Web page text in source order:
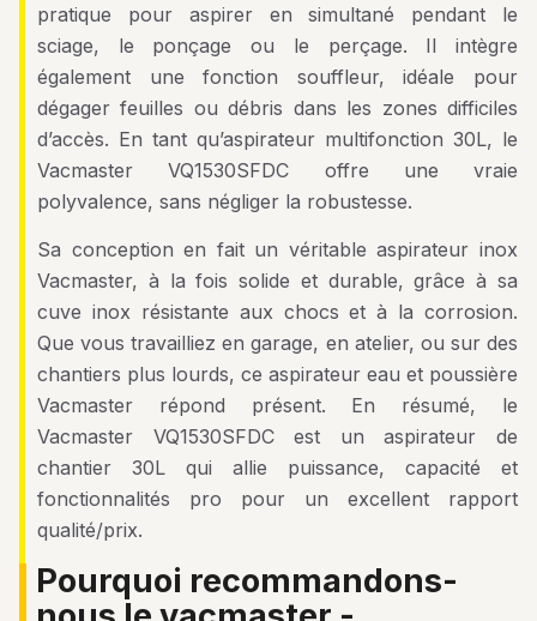
pratique pour aspirer en simultané pendant le
sciage, le ponçage ou le perçage. Il intègre
également une fonction souffleur, idéale pour
dégager feuilles ou débris dans les zones difficiles
d’accès. En tant qu’aspirateur multifonction 30L, le
Vacmaster VQ1530SFDC offre une vraie
polyvalence, sans négliger la robustesse.
Sa conception en fait un véritable aspirateur inox
Vacmaster, à la fois solide et durable, grâce à sa
cuve inox résistante aux chocs et à la corrosion.
Que vous travailliez en garage, en atelier, ou sur des
chantiers plus lourds, ce aspirateur eau et poussière
Vacmaster répond présent. En résumé, le
Vacmaster VQ1530SFDC est un aspirateur de
chantier 30L qui allie puissance, capacité et
fonctionnalités pro pour un excellent rapport
qualité/prix.
pourquoi recommandons-